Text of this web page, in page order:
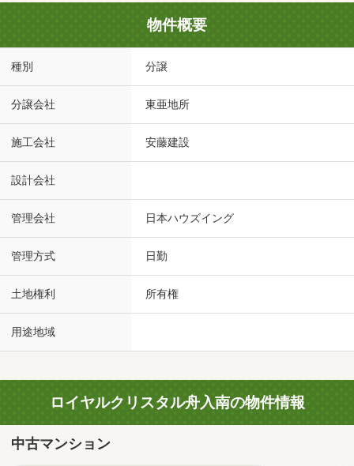
物件概要
種別 分譲
分譲会社 東亜地所
施工会社 安藤建設
設計会社
管理会社 日本ハウズイング
管理方式 日勤
土地権利 所有権
用途地域
ロイヤルクリスタル舟入南の物件情報
中古マンション